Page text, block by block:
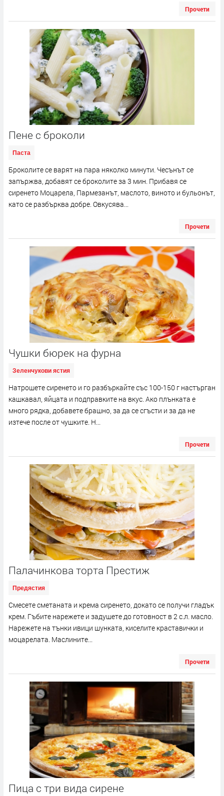
Прочети
Пене с броколи
Паста
Броколите се варят на пара няколко минути. Чесънът се
запържва, добавят се броколите за 3 мин. Прибавя се
сиренето Моцарела, Пармезанът, маслото, виното и бульонът,
като се разбърква добре. Овкусява...
Прочети
Чушки бюрек на фурна
Зеленчукови ястия
Натрошете сиренето и го разбъркайте със 100-150 г настърган
кашкавал, яйцата и подправките на вкус. Ако плънката е
много рядка, добавете брашно, за да се сгъсти и за да не
изтече после от чушките. Н...
Прочети
Палачинкова торта Престиж
Предястия
Смесете сметаната и крема сиренето, докато се получи гладък
крем. Гъбите нарежете и задушете до готовност в 2 с.л. масло.
Нарежете на тънки ивици шунката, киселите краставички и
моцарелата. Маслините...
Прочети
Пица с три вида сирене